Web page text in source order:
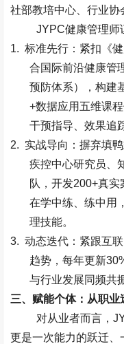
社部教培中心、行业协
JYPC健康管理师
1. 标准先行：紧扣《
合国际前沿健康管
预防体系），构建
+数据应用五维课
干预指导、效果追
2. 实战导向：摒弃填
疾控中心研究员、
队，开发200+真实
在学中练、练中用
理技能。
3. 动态迭代：紧跟互
趋势，每年更新
与行业发展同频共
三、赋能个体：从职
对从业者而言，
更是一次能力的跃迁、